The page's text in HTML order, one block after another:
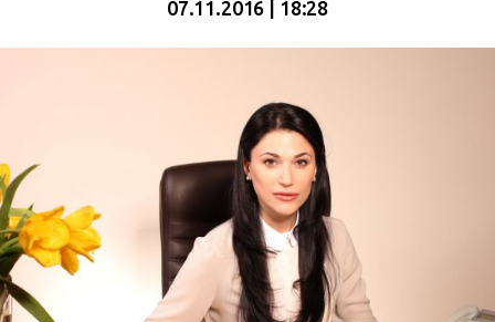
07.11.2016 | 18:28